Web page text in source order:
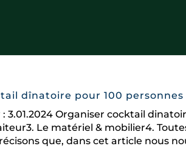
dînatoire pour 100 personnes
3.01.2024 Organiser cocktail
Le matériel & mobilier4.
que, dans cet article nous